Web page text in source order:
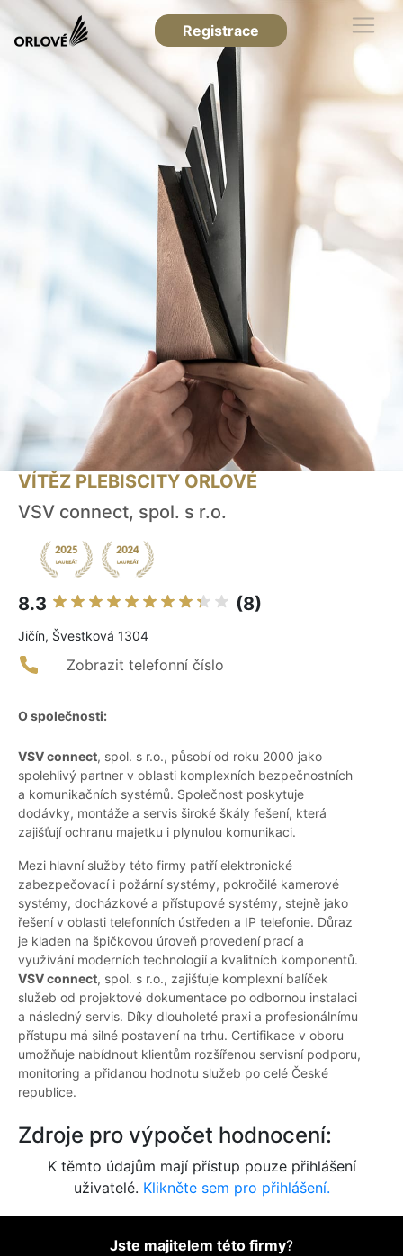
Registrace
VÍTĚZ PLEBISCITY ORLOVÉ
VSV connect, spol. s r.o.
8.3 (8)
Jičín, Švestková 1304
Zobrazit telefonní číslo
O společnosti:
VSV connect, spol. s r.o., působí od roku 2000 jako
spolehlivý partner v oblasti komplexních bezpečnostních
a komunikačních systémů. Společnost poskytuje
dodávky, montáže a servis široké škály řešení, která
zajišťují ochranu majetku i plynulou komunikaci.
Mezi hlavní služby této firmy patří elektronické
zabezpečovací i požární systémy, pokročilé kamerové
systémy, docházkové a přístupové systémy, stejně jako
řešení v oblasti telefonních ústředen a IP telefonie. Důraz
je kladen na špičkovou úroveň provedení prací a
využívání moderních technologií a kvalitních komponentů.
VSV connect, spol. s r.o., zajišťuje komplexní balíček
služeb od projektové dokumentace po odbornou instalaci
a následný servis. Díky dlouholeté praxi a profesionálnímu
přístupu má silné postavení na trhu. Certifikace v oboru
umožňuje nabídnout klientům rozšířenou servisní podporu,
monitoring a přidanou hodnotu služeb po celé České
republice.
Zdroje pro výpočet hodnocení:
K těmto údajům mají přístup pouze přihlášení
uživatelé. Klikněte sem pro přihlášení.
Jste majitelem této firmy?